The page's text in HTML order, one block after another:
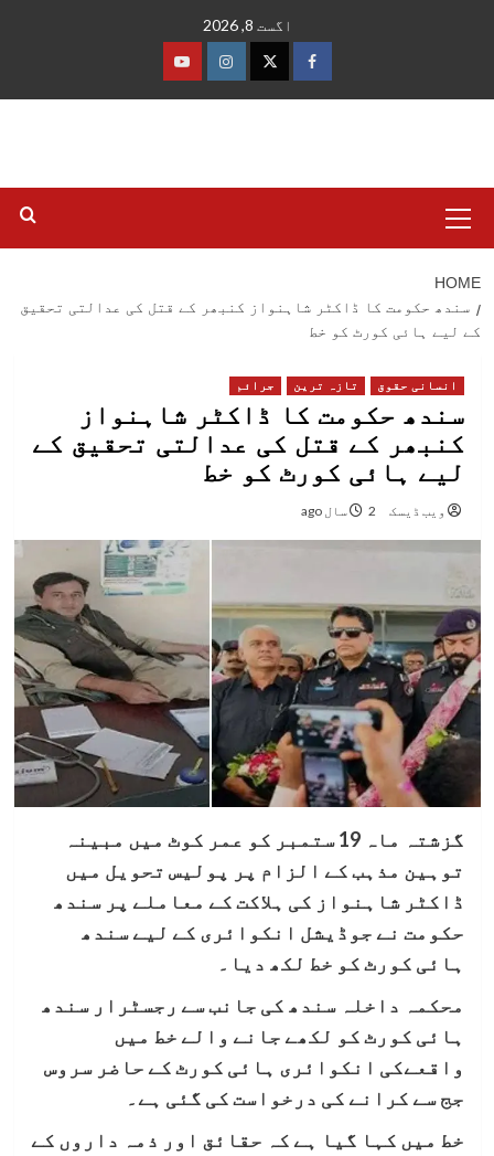
اگست 8, 2026
فیس
ٹوئٹرانسٹاگرام
یوٹیوب
Menu
HOME
سندھ حکومت کا ڈاکٹر شاہنواز کنبھر کے قتل کی عدالتی تحقیق
کے لیے ہائی کورٹ کو خط
انسانی حقوق تازہ ترین جرائم
سندھ حکومت کا ڈاکٹر شاہنواز
کنبھر کے قتل کی عدالتی تحقیق کے
لیے ہائی کورٹ کو خط
ویب ڈیسک 2 سال ago
گزشتہ ماہ 19 ستمبر کو عمر کوٹ میں مبینہ
توہین مذہب کے الزام پر پولیس تحویل میں
ڈاکٹر شاہنواز کی ہلاکت کے معاملے پر سندھ
حکومت نے جوڈیشل انکوائری کے لیے سندھ
ہائی کورٹ کو خط لکھ دیا۔
محکمہ داخلہ سندھ کی جانب سے رجسٹرار سندھ
ہائی کورٹ کو لکھے جانے والے خط میں
واقعےکی انکوائری ہائی کورٹ کے حاضر سروس
جج سے کرانے کی درخواست کی گئی ہے۔
خط میں کہا گیا ہے کہ حقائق اور ذمہ داروں کے